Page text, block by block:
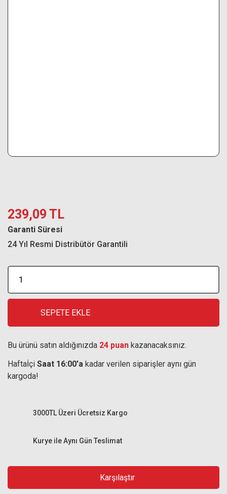
239,09 TL
Garanti Süresi
24 Yıl Resmi Distribütör Garantili
SEPETE EKLE
Bu ürünü satın aldığınızda 24 puan kazanacaksınız.
Haftaİçi Saat 16:00'a kadar verilen siparişler aynı gün
kargoda!
Kurye ile Aynı Gün Teslimat
3000TL Üzeri Ücretsiz Kargo
Karşılaştır